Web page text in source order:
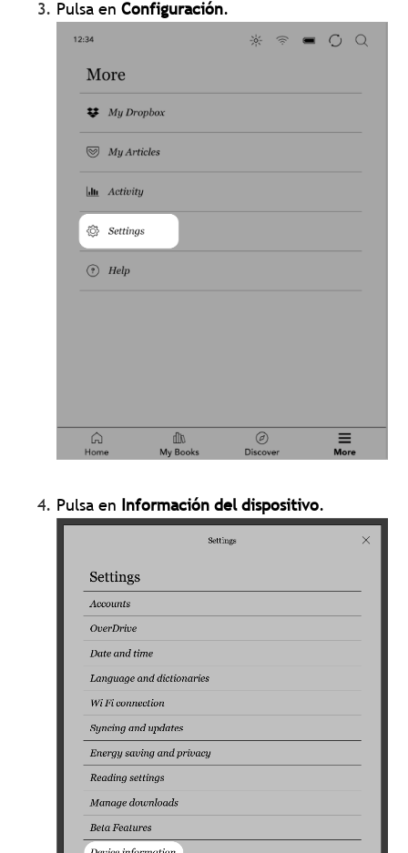
Pulsa enConfiguración.
Pulsa en Información del dispositivo.